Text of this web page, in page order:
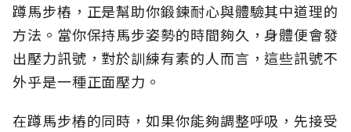
蹲馬步樁，正是幫助你鍛鍊耐心與體驗其中道理的
方法。當你保持馬步姿勢的時間夠久，身體便會發
出壓力訊號，對於訓練有素的人而言，這些訊號不
外乎是一種正面壓力。
在蹲馬步樁的同時，如果你能夠調整呼吸，先接受